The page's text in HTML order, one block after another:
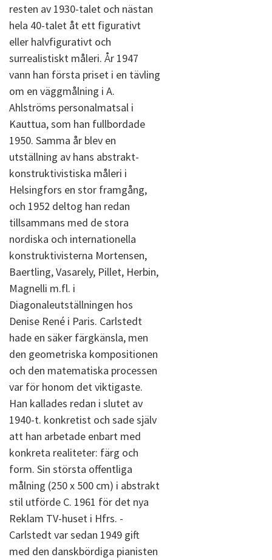
resten av 1930-talet och nästan
hela 40-talet åt ett figurativt
eller halvfigurativt och
surrealistiskt måleri. År 1947
vann han första priset i en tävling
om en väggmålning i A.
Ahlströms personalmatsal i
Kauttua, som han fullbordade
1950. Samma år blev en
utställning av hans abstrakt-
konstruktivistiska måleri i
Helsingfors en stor framgång,
och 1952 deltog han redan
tillsammans med de stora
nordiska och internationella
konstruktivisterna Mortensen,
Baertling, Vasarely, Pillet, Herbin,
Magnelli m.fl. i
Diagonaleutställningen hos
Denise René i Paris. Carlstedt
hade en säker färgkänsla, men
den geometriska kompositionen
och den matematiska processen
var för honom det viktigaste.
Han kallades redan i slutet av
1940-t. konkretist och sade själv
att han arbetade enbart med
konkreta realiteter: färg och
form. Sin största offentliga
målning (250 x 500 cm) i abstrakt
stil utförde C. 1961 för det nya
Reklam TV-huset i Hfrs. -
Carlstedt var sedan 1949 gift
med den danskbördiga pianisten